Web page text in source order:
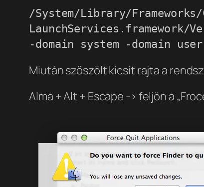
/System/Library/
-domain system -domain user
Miután szöszölt kicsit rajta a
Alma + Alt + Escape -> feljön a